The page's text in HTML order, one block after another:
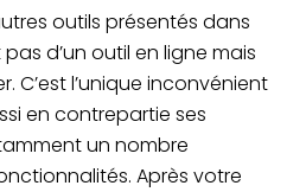
outils présentés dans
d’un outil en ligne mais
C’est l’unique inconvénient
en contrepartie ses
un nombre
Après votre